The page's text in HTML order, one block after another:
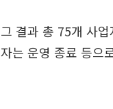
그 결과 총 75개 사
자는 운영 종료 등으